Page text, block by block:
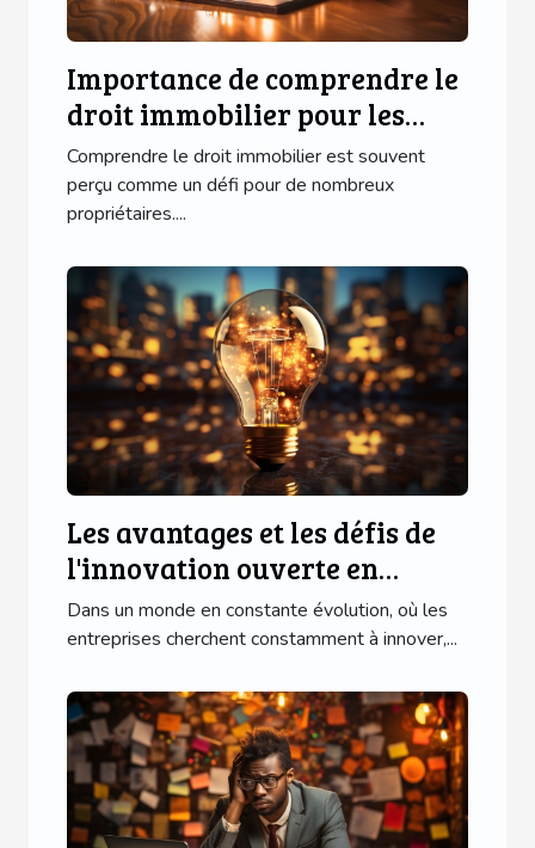
Importance de comprendre le
droit immobilier pour les
propriétaires
Comprendre le droit immobilier est souvent
perçu comme un défi pour de nombreux
propriétaires....
Les avantages et les défis de
l'innovation ouverte en
entreprise
Dans un monde en constante évolution, où les
entreprises cherchent constamment à innover,...